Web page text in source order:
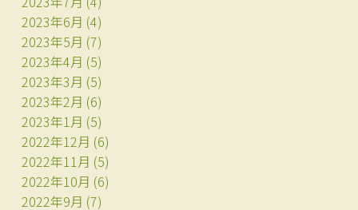
2023年6月 (4)
2023年5月 (7)
2023年4月 (5)
2023年3月 (5)
2023年2月 (6)
2023年1月 (5)
2022年12月 (6)
2022年11月 (5)
2022年10月 (6)
2022年9月 (7)